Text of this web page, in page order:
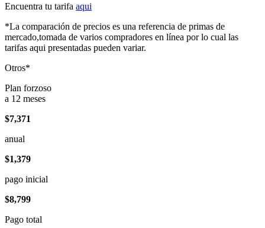
Encuentra tu tarifa aqui
*La comparación de precios es una referencia de primas de
mercado,tomada de varios compradores en línea por lo cual las
tarifas aqui presentadas pueden variar.
Otros*
Plan forzoso
a 12 meses
$7,371
anual
$1,379
pago inicial
$8,799
Pago total